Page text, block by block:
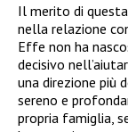
Il merito di
nella relazione
Effe non ha
decisivo
una direzione più
sereno e
propria famiglia,